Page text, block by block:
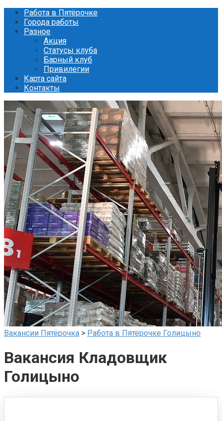
Перейти
контенту
Работа в Пятёрочке
Города работы
Разное
Акция
Статусы клуба
Барный клуб
Привилегии
Карта сайта
Контакты
Вакансии Пятёрочка > Работа в Пятёрочке Голицыно
Вакансия Кладовщик
Голицыно